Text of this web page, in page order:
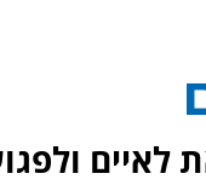
לאיים